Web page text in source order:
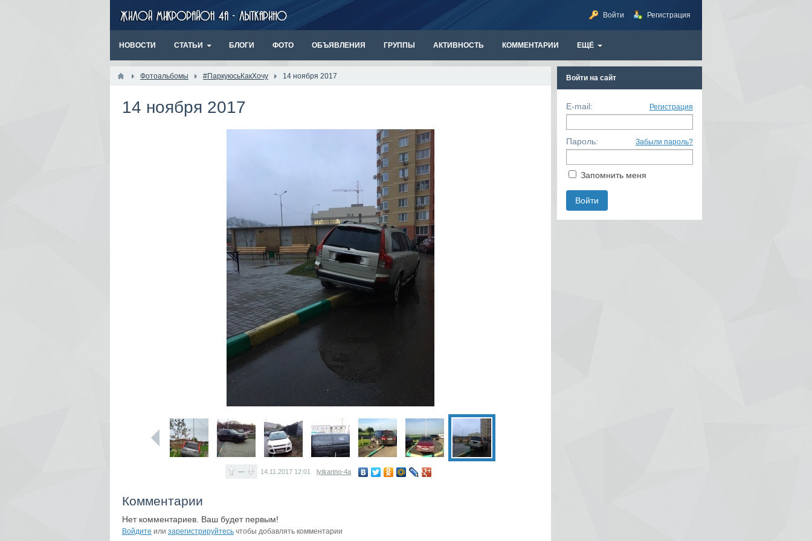
Войти Регистрация
НОВОСТИ СТАТЬИ БЛОГИ ФОТО ОБЪЯВЛЕНИЯ ГРУППЫ АКТИВНОСТЬ КОММЕНТАРИИ ЕЩЁ
Фотоальбомы #ПаркуюсьКакХочу 14 ноября 2017
14 ноября 2017
— 14.11.2017 12:01 lytkarino-4a
Комментарии
Нет комментариев. Ваш будет первым!
Войдите или зарегистрируйтесь чтобы добавлять комментарии
Войти на сайт
E-mail: Регистрация
Пароль: Забыли пароль?
Запомнить меня